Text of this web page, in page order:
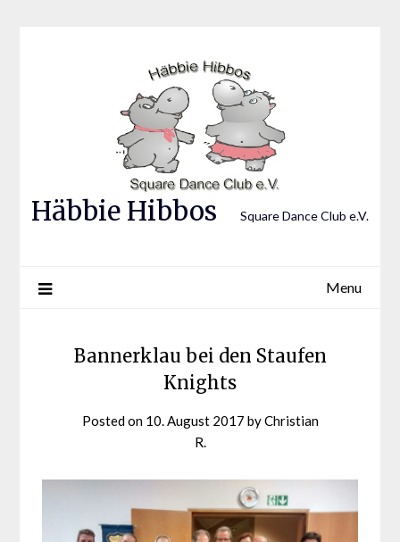
Häbbie Hibbos Square Dance Club e.V.
Menu
Bannerklau bei den Staufen
Knights
Posted on 10. August 2017 byChristian
R.